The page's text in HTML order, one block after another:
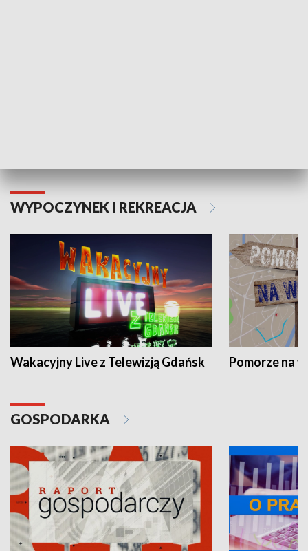
WYPOCZYNEK I REKREACJA
Wakacyjny Live z Telewizją Gdańsk Pomorze na
GOSPODARKA